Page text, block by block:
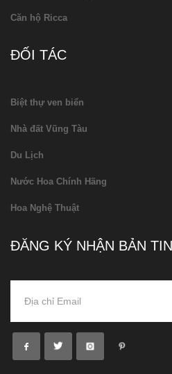
Căn hộ Ricca
ĐỐI TÁC
Biệt thự ven biển
Nhà đất Vũng Tàu
Du Lịch
Nước Hoa Chính Hãng
Hoa Nghệ Thuật
ĐĂNG KÝ NHẬN BẢN TIN